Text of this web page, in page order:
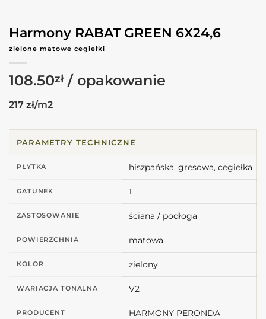
Harmony RABAT GREEN 6X24,6
zielone matowe cegiełki
108.50zł
217 zł/m2
PARAMETRY TECHNICZNE
PŁYTKA hiszpańska, gresowa, cegiełka
GATUNEK 1
ZASTOSOWANIE ściana / podłoga
POWIERZCHNIA matowa
KOLOR zielony
WARIACJA TONALNA V2
PRODUCENT HARMONY PERONDA